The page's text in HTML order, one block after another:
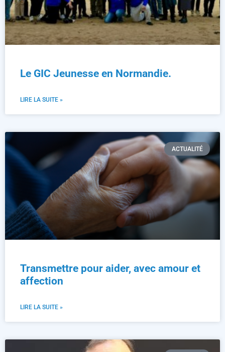
Le GIC Jeunesse en Normandie.
LIRE LA SUITE »
ACTUALITÉ
Transmettre pour aider, avec amour et
affection
LIRE LA SUITE »